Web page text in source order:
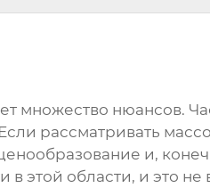
множество нюансов.
рассматривать
и,
этой области, и это не